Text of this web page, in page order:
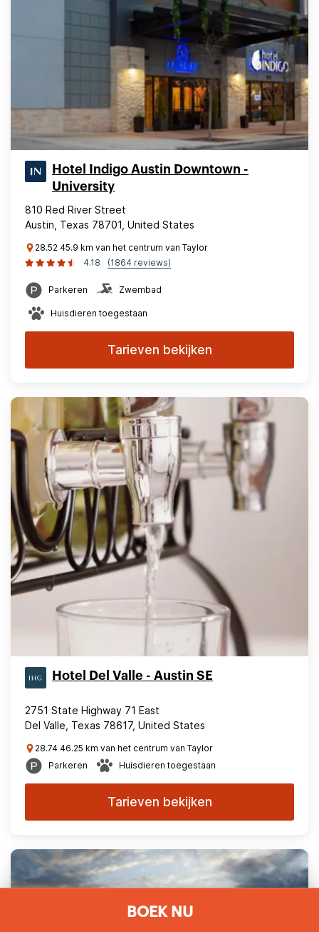
BOEK NU
Hotel Indigo Austin Downtown -
University
810 Red River Street
Austin, Texas 78701, United States
28.52 45.9 km van het centrum van Taylor
4.18
(1864 reviews)
Parkeren Zwembad
Huisdieren toegestaan
Tarieven bekijken
Hotel Del Valle - Austin SE
2751 State Highway 71 East
Del Valle, Texas 78617, United States
28.74 46.25 km van het centrum van Taylor
Parkeren
Huisdieren toegestaan
Tarieven bekijken